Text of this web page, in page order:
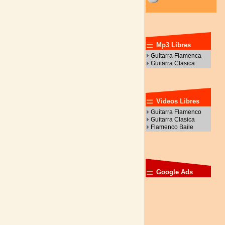
Mp3 Libres
Guitarra Flamenca
Guitarra Clasica
Videos Libres
Guitarra Flamenco
Guitarra Clasica
Flamenco Baile
Google Ads